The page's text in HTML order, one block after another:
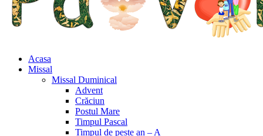
Acasa
Missal
Missal Duminical
Advent
Crăciun
Postul Mare
Timpul Pascal
Timpul de peste an – A